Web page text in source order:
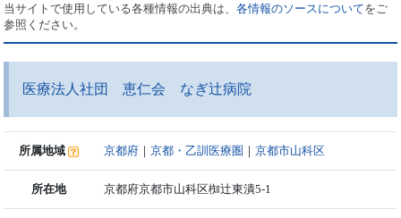
当サイトで使用している各種情報の出典は、各情報のソースについてをご
参照ください。
医療法人社団 恵仁会 なぎ辻病院
所属地域 京都府 ｜京都・乙訓医療圏 ｜京都市山科区
所在地 京都府京都市山科区椥辻東潰5-1